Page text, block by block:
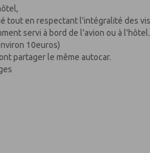
tout en respectant l'intégralité des
servi à bord de l'avion ou à l'hôtel.
10euros)
partager le même autocar.